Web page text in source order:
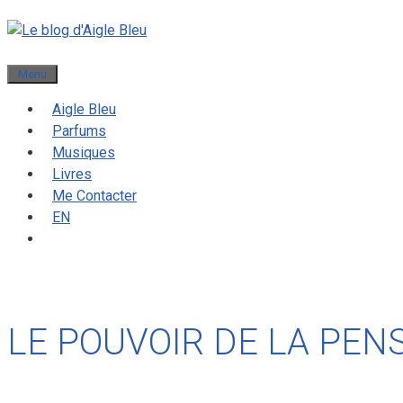
Menu
Aigle Bleu
Parfums
Musiques
Livres
Me Contacter
EN
LE POUVOIR DE LA